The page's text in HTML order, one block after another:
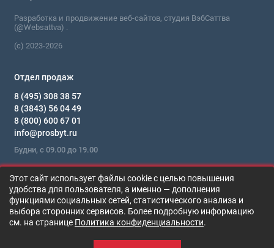
0
KATANA HABAKI GL-5 LS 80W-90
Цена по запросу
В корзину
Разработка и продвижение веб-сайтов, студия ВэбСаттва
(@Websattva) .
(c) 2023-2026
Отдел продаж
8 (495) 308 38 57
8 (3843) 56 04 49
8 (800) 600 67 01
info@prosbyt.ru
Будни, с 09.00 до 19.00
Этот сайт использует файлы cookie с целью повышения
удобства для пользователя, а именно — дополнения
функциями социальных сетей, статистического анализа и
выбора сторонних сервисов. Более подробную информацию
см. на странице Политика конфиденциальности.